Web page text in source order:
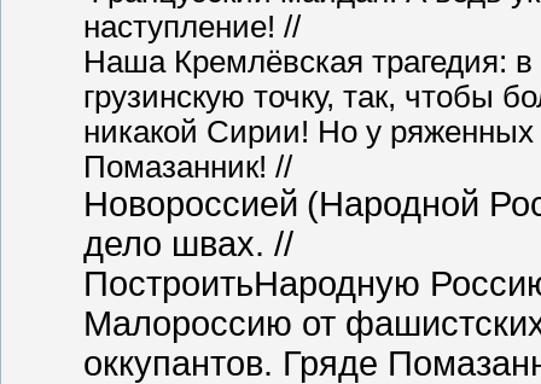
наступление! //
Наша Кремлёвская трагедия:
грузинскую точку, так, чтобы
никакой Сирии! Но у
Помазанник! //
Новороссией (Народной
дело швах. //
ПостроитьНародную
Малороссию от
оккупантов. Гряде